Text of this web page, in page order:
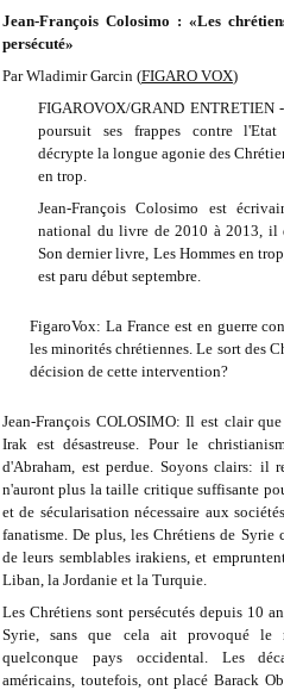
Jean-François Colosimo : «Les
persécuté»
Par Wladimir Garcin (FIGARO VOX)
FIGAROVOX/GRAND
poursuit ses frappes contre l'Etat
décrypte la longue agonie des
en trop.
Jean-François Colosimo est
national du livre de 2010 à 2013, il
Son dernier livre, Les Hommes en
est paru début septembre.
FigaroVox: La France est en guerre
les minorités chrétiennes. Le sort des
décision de cette intervention?
Jean-François COLOSIMO: Il est clair
Irak est désastreuse. Pour le
d'Abraham, est perdue. Soyons clairs: il
n'auront plus la taille critique suffisante
et de sécularisation nécessaire aux
fanatisme. De plus, les Chrétiens de
de leurs semblables irakiens, et
Liban, la Jordanie et la Turquie.
Les Chrétiens sont persécutés depuis 10
Syrie, sans que cela ait provoqué le
quelconque pays occidental. Les
américains, toutefois, ont placé Barack